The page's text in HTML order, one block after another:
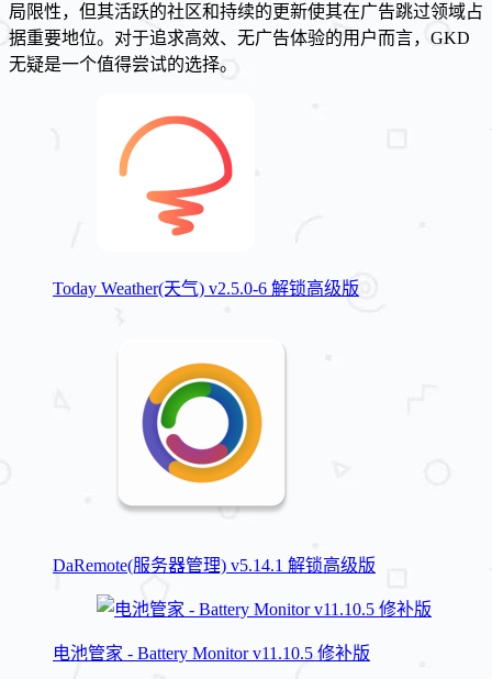
局限性，但其活跃的社区和持续的更新使其在广告跳过领域占
据重要地位。对于追求高效、无广告体验的用户而言，GKD
无疑是一个值得尝试的选择。
Today Weather(天气) v2.5.0-6 解锁高级版
DaRemote(服务器管理) v5.14.1 解锁高级版
电池管家 - Battery Monitor v11.10.5 修补版